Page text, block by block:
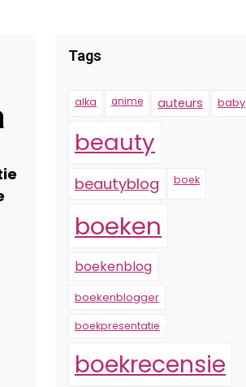
Tags
alka anime auteurs baby
beauty
beautyblog boek
boeken
boekenblog
boekenblogger
boekpresentatie
boekrecensie